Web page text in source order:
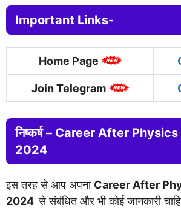
Important Links-
Home Page
Join Telegram
निष्कर्ष – Career After Physics
2024
इस तरह से आप अपना Career After
2024से संबंधित और भी कोई जानकारी